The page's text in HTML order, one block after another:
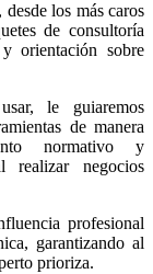
los más caros
de consultoría
orientación sobre
le guiaremos
de manera
normativo y
realizar negocios
profesional
garantizando al
prioriza.